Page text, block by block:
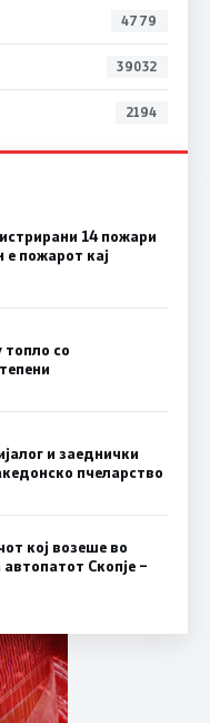
4779
39032
2194
14 пожари
е пожарот кај
топло со
и заеднички
пчеларство
кој возеше во
Скопје –